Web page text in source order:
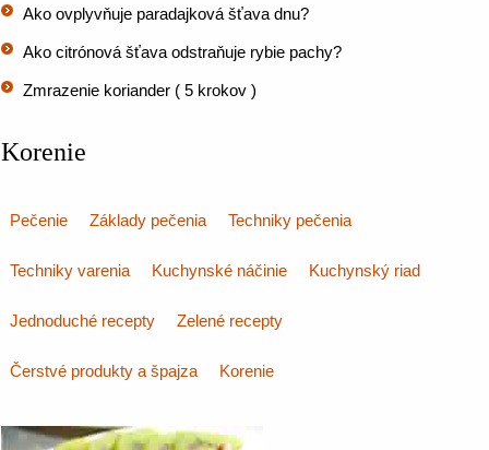
Ako ovplyvňuje paradajková šťava dnu?
Ako citrónová šťava odstraňuje rybie pachy?
Zmrazenie koriander ( 5 krokov )
Korenie
Pečenie Základy pečenia Techniky pečenia
Techniky varenia Kuchynské náčinie Kuchynský riad
Jednoduché recepty Zelené recepty
Čerstvé produkty a špajza Korenie